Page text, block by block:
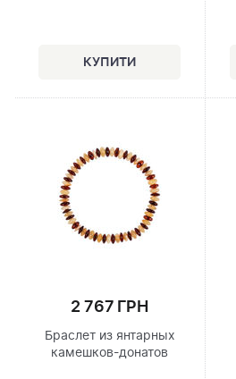
2 767 ГРН
Браслет из янтарных
камешков-донатов